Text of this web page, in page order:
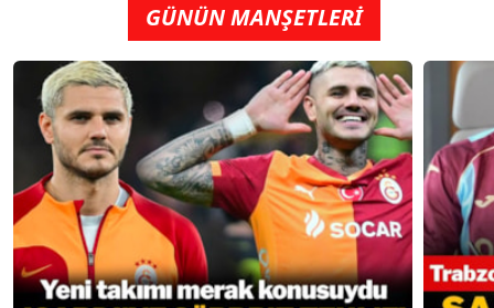
GÜNÜN MANŞETLERİ